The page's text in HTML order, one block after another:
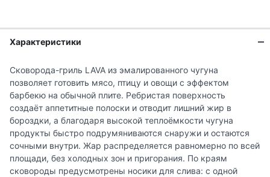
Характеристики
Сковорода-гриль LAVA из эмалированного чугуна
позволяет готовить мясо, птицу и овощи с эффектом
барбекю на обычной плите. Ребристая поверхность
создаёт аппетитные полоски и отводит лишний жир в
бороздки, а благодаря высокой теплоёмкости чугуна
продукты быстро подрумяниваются снаружи и остаются
сочными внутри. Жар распределяется равномерно по всей
площади, без холодных зон и пригорания. По краям
сковороды предусмотрены носики для слива: с одной